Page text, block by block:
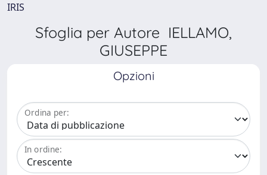
IRIS
Sfoglia per Autore IELLAMO,
GIUSEPPE
Opzioni
Ordina per:
In ordine: